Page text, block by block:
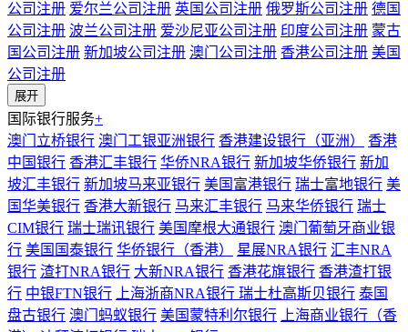
公司注册 爱尔兰公司注册 英国公司注册 俄罗斯公司注册 德国
公司注册 波兰公司注册 爱沙尼亚公司注册 印度公司注册 蒙古
国公司注册 新加坡公司注册 澳门公司注册 香港公司注册 美国
公司注册
展开
国际银行服务+
澳门立桥银行 澳门工银亚洲银行 香港建设银行（亚洲）
香港
中国银行 香港汇丰银行 华侨NRA银行 新加坡华侨银行 新加
坡汇丰银行 新加坡马来亚银行 美国富港银行 瑞士富地银行 美
国华美银行 香港大新银行 马来汇丰银行 马来华侨银行 瑞士
CIM银行 瑞士瑞讯银行 美国摩根大通银行 澳门葡萄牙商业银
行 美国国泰银行 华侨银行（香港） 星展NRA银行 汇丰NRA
银行 渣打NRA银行 大新NRA银行 香港花旗银行 香港渣打银
行 中银FTN银行 上海浙商NRA银行 瑞士杜高斯贝银行 泰国
盘古银行 澳门蚂蚁银行 美国蒙特利尔银行
上海商业银行（香